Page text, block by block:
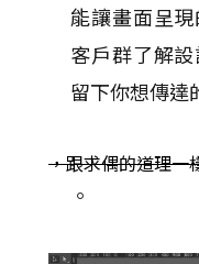
能讓畫面呈
客戶群了解
留下你想傳達
，跟求偶的道理一
。